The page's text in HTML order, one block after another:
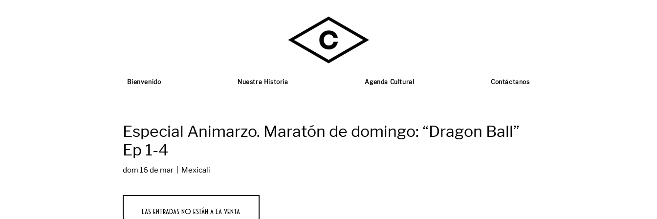
Bienvenido Nuestra Historia Agenda Cultural Contáctanos
Especial Animarzo. Maratón de domingo: “Dragon Ball”
Ep 1-4
dom 16 de mar
  |
Mexicali
Las entradas no están a la venta